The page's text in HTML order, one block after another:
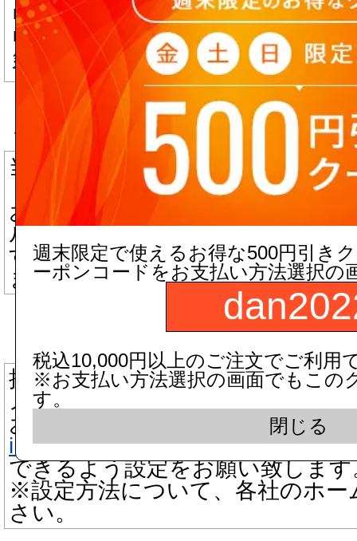
■商品については直接メーカーへ
■入力頂いた個人情報は、個人情
針
に基づき、厳重に管理致しま
▼ フリーメール(Yahoo!メール,
ご利用のお客様へ
当店からのメールが迷惑メール
「迷惑メール」と判断される場
お手数ですが迷惑メール、ゴミ
ルにつきましてもご確認いただ
す。
また、受信許可設定が必要な場
▼ 携帯電話メールアドレスをご
携帯電話の場合、迷惑メール防
メールを受信できない機能がご
お手数をお掛け致しますが、当
info@dandorie.comまたはドメイ
できるよう設定をお願い致します
※設定方法について、各社のホー
さい。
週末限定で使えるお得な500円引き
ーポンコードをお支払い方法選択の
税込10,000円以上のご注文でご利用
※お支払い方法選択の画面でもこの
す。
閉じる